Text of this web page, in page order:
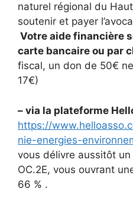
naturel régional du
soutenir et payer
Votre aide financière
carte bancaire ou par
fiscal, un don de 50€
17€)
– via la plateforme
https://
nie-energies-
vous délivre aussitôt
OC.2E, vous ouvrant
66 % .